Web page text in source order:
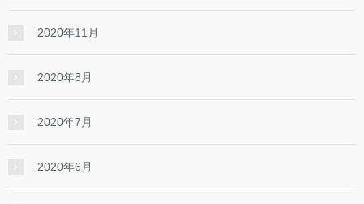
2020年11月
2020年8月
2020年7月
2020年6月